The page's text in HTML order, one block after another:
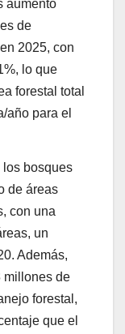
aumentó
de
2025, con
lo que
forestal total
año para el
los bosques
de áreas
con una
un
Además,
millones de
forestal,
que el